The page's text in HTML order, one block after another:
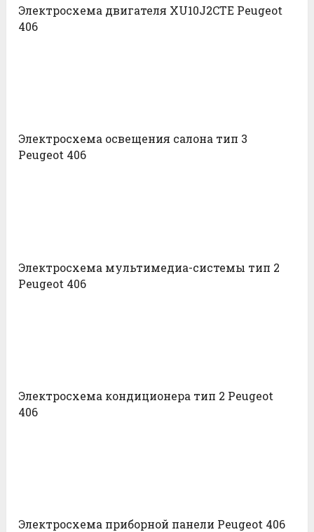
Электросхема двигателя XU10J2CTE Peugeot
406
Электросхема освещения салона тип 3
Peugeot 406
Электросхема мультимедиа-системы тип 2
Peugeot 406
Электросхема кондиционера тип 2 Peugeot
406
Электросхема приборной панели Peugeot 406